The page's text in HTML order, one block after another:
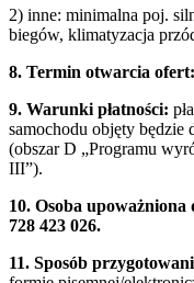
2) inne: minimalna poj.
biegów, klimatyzacja
8. Termin otwarcia ofert:
9. Warunki płatności:
samochodu objęty
(obszar D „Programu
III”).
10. Osoba
728 423 026.
11. Sposób